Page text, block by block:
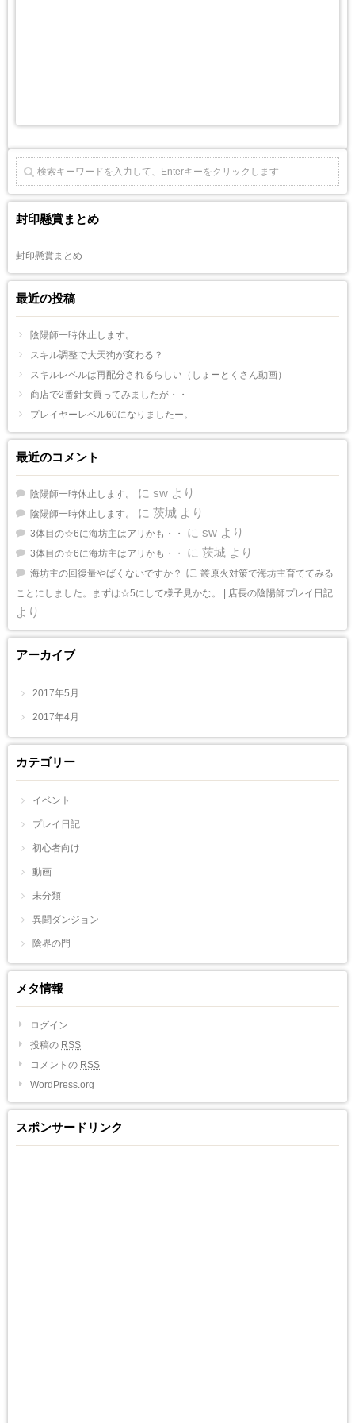
封印懸賞まとめ
封印懸賞まとめ
最近の投稿
陰陽師一時休止します。
スキル調整で大天狗が変わる？
スキルレベルは再配分されるらしい（しょーとくさん動画）
商店で2番針女買ってみましたが・・
プレイヤーレベル60になりましたー。
最近のコメント
陰陽師一時休止します。 に sw より
陰陽師一時休止します。 に 茨城 より
3体目の☆6に海坊主はアリかも・・ に sw より
3体目の☆6に海坊主はアリかも・・ に 茨城 より
海坊主の回復量やばくないですか？ に 叢原火対策で海坊主育ててみる
ことにしました。まずは☆5にして様子見かな。 | 店長の陰陽師プレイ日記
より
アーカイブ
2017年5月
2017年4月
カテゴリー
イベント
プレイ日記
初心者向け
動画
未分類
異聞ダンジョン
陰界の門
メタ情報
ログイン
投稿の RSS
コメントの RSS
WordPress.org
スポンサードリンク